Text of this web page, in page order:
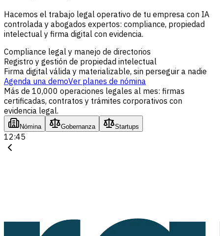
Hacemos el trabajo legal operativo de tu empresa con IA
controlada y abogados expertos: compliance, propiedad
intelectual y firma digital con evidencia.
Compliance legal y manejo de directorios
Registro y gestión de propiedad intelectual
Firma digital válida y materializable, sin perseguir a nadie
Agenda una demoVer planes de nómina
Más de 10,000 operaciones legales al mes: firmas
certificadas, contratos y trámites corporativos con
evidencia legal.
Nómina Gobernanza Startups
12:45